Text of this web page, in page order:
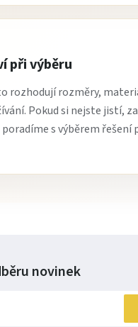
při výběru
rozhodují rozměry,
Pokud si nejste jistí,
s výběrem řešení
novinek